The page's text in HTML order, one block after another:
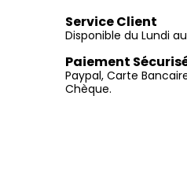
Service Client
Disponible du Lundi
Paiement
Paypal, Carte
Chèque.